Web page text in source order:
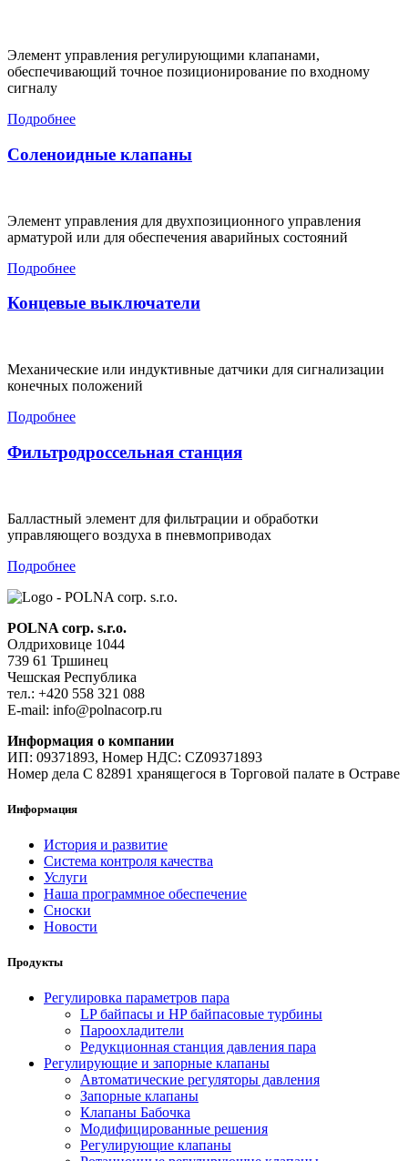
Элемент управления регулирующими клапанами,
обеспечивающий точное позиционирование по входному
сигналу
Подробнее
Соленоидные клапаны
Элемент управления для двухпозиционного управления
арматурой или для обеспечения аварийных состояний
Подробнее
Концевые выключатели
Механические или индуктивные датчики для сигнализации
конечных положений
Подробнее
Фильтродроссельная станция
Балластный элемент для фильтрации и обработки
управляющего воздуха в пневмоприводах
Подробнее
POLNA corp. s.r.o.
Олдриховице 1044
739 61 Тршинец
Чешская Республика
тел.: +420 558 321 088
E-mail: info@polnacorp.ru
Информация о компании
ИП: 09371893, Номер НДС: CZ09371893
Номер дела C 82891 хранящегося в Торговой палате в Остраве
Информация
История и развитие
Система контроля качества
Услуги
Наша программное обеспечение
Сноски
Новости
Продукты
Регулировка параметров пара
LP байпасы и HP байпасовые турбины
Пароохладители
Редукционная станция давления пара
Регулирующие и запорные клапаны
Автоматические регуляторы давления
Запорные клапаны
Клапаны Бабочка
Модифицированные решения
Регулирующие клапаны